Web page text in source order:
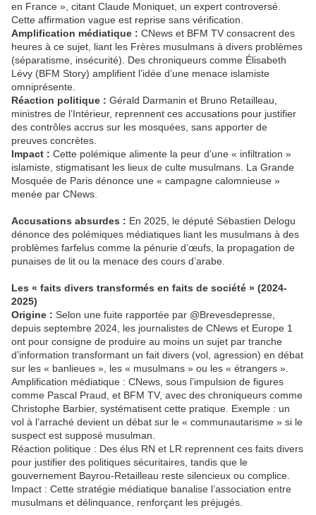
en France », citant Claude Moniquet, un expert controversé.
Cette affirmation vague est reprise sans vérification.
Amplification médiatique : CNews et BFM TV consacrent des
heures à ce sujet, liant les Frères musulmans à divers problèmes
(séparatisme, insécurité). Des chroniqueurs comme Élisabeth
Lévy (BFM Story) amplifient l’idée d’une menace islamiste
omniprésente.
Réaction politique : Gérald Darmanin et Bruno Retailleau,
ministres de l’Intérieur, reprennent ces accusations pour justifier
des contrôles accrus sur les mosquées, sans apporter de
preuves concrètes.
Impact : Cette polémique alimente la peur d’une « infiltration »
islamiste, stigmatisant les lieux de culte musulmans. La Grande
Mosquée de Paris dénonce une « campagne calomnieuse »
menée par CNews.
Accusations absurdes : En 2025, le député Sébastien Delogu
dénonce des polémiques médiatiques liant les musulmans à des
problèmes farfelus comme la pénurie d’œufs, la propagation de
punaises de lit ou la menace des cours d’arabe.
Les « faits divers transformés en faits de société » (2024-
2025)
Origine : Selon une fuite rapportée par @Brevesdepresse,
depuis septembre 2024, les journalistes de CNews et Europe 1
ont pour consigne de produire au moins un sujet par tranche
d’information transformant un fait divers (vol, agression) en débat
sur les « banlieues », les « musulmans » ou les « étrangers ».
Amplification médiatique : CNews, sous l’impulsion de figures
comme Pascal Praud, et BFM TV, avec des chroniqueurs comme
Christophe Barbier, systématisent cette pratique. Exemple : un
vol à l’arraché devient un débat sur le « communautarisme » si le
suspect est supposé musulman.
Réaction politique : Des élus RN et LR reprennent ces faits divers
pour justifier des politiques sécuritaires, tandis que le
gouvernement Bayrou-Retailleau reste silencieux ou complice.
Impact : Cette stratégie médiatique banalise l’association entre
musulmans et délinquance, renforçant les préjugés.